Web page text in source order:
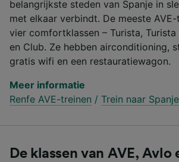
belangrijkste steden van Spanje in
met elkaar verbindt. De meeste
vier comfortklassen – Turista, Turista
en Club. Ze hebben airconditioning,
gratis wifi en een restauratiewagon.
Meer informatie
Renfe AVE-treinen / Trein naar Spanje
De klassen van AVE, Avlo